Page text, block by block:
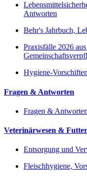
Antworten
Behr's Jahrbuch,
Praxisfälle 2026
Hygiene-
Fragen & Antworten
Fragen &
Veterinärwesen &
Entsorgung und
Fleischhygiene,